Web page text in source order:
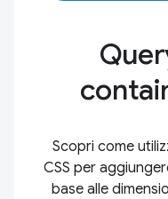
Scopri come
CSS per
base alle